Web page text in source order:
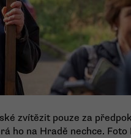
zvítězit pouze za
ho na Hradě nechce. Foto